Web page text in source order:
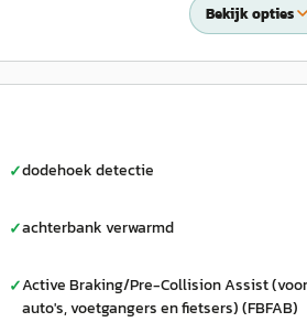
Bekijk opties
✓dodehoek detectie
✓achterbank verwarmd
✓Active Braking/Pre-Collision Assist (voor
auto's, voetgangers en fietsers) (FBFAB)